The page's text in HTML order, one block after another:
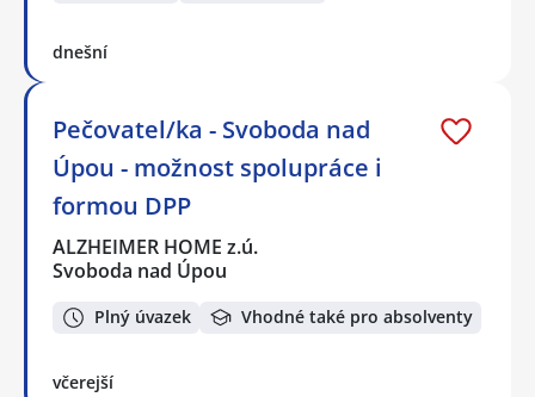
dnešní
Pečovatel/ka - Svoboda nad
Úpou - možnost spolupráce i
formou DPP
ALZHEIMER HOME z.ú.
Svoboda nad Úpou
Plný úvazek Vhodné také pro absolventy
včerejší